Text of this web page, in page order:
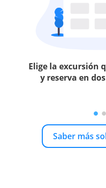
Elige la excursión
y reserva en
Saber más